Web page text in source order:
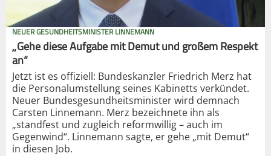
NEUER GESUNDHEITSMINISTER LINNEMANN
„Gehe diese Aufgabe mit Demut und großem Respekt
an“
Jetzt ist es offiziell: Bundeskanzler Friedrich Merz hat
die Personalumstellung seines Kabinetts verkündet.
Neuer Bundesgesundheitsminister wird demnach
Carsten Linnemann. Merz bezeichnete ihn als
„standfest und zugleich reformwillig – auch im
Gegenwind“. Linnemann sagte, er gehe „mit Demut“
in diesen Job.